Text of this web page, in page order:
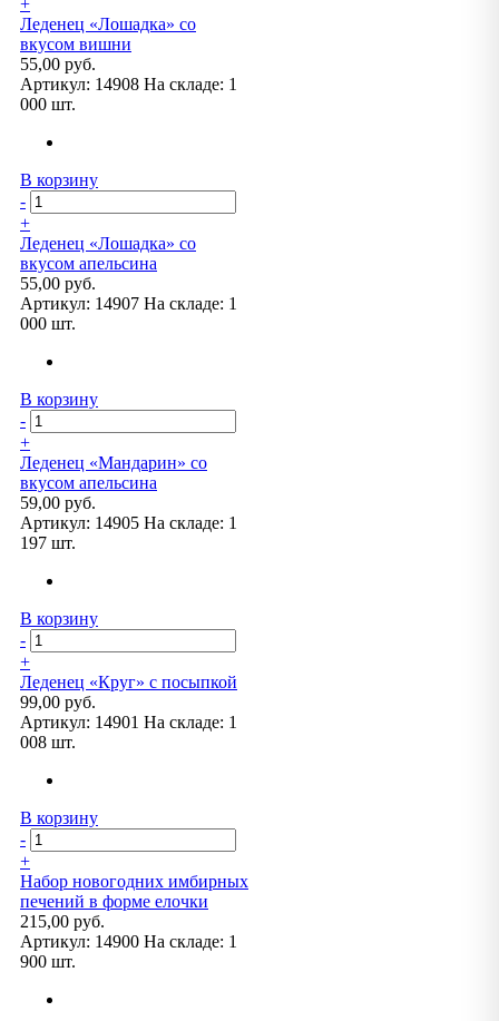
+
Леденец «Лошадка» со
вкусом вишни
55,00 руб.
Артикул: 14908 На складе: 1
000 шт.
В корзину
-
+
Леденец «Лошадка» со
вкусом апельсина
55,00 руб.
Артикул: 14907 На складе: 1
000 шт.
В корзину
-
+
Леденец «Мандарин» со
вкусом апельсина
59,00 руб.
Артикул: 14905 На складе: 1
197 шт.
В корзину
-
+
Леденец «Круг» с посыпкой
99,00 руб.
Артикул: 14901 На складе: 1
008 шт.
В корзину
-
+
Набор новогодних имбирных
печений в форме елочки
215,00 руб.
Артикул: 14900 На складе: 1
900 шт.